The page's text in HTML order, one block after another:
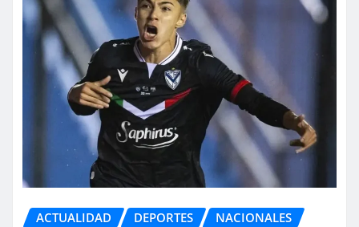
ACTUALIDAD DEPORTES NACIONALES